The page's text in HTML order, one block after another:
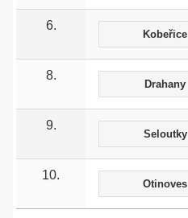
6.
Kobeřice
8.
Drahany
9.
Seloutky
10.
Otinoves